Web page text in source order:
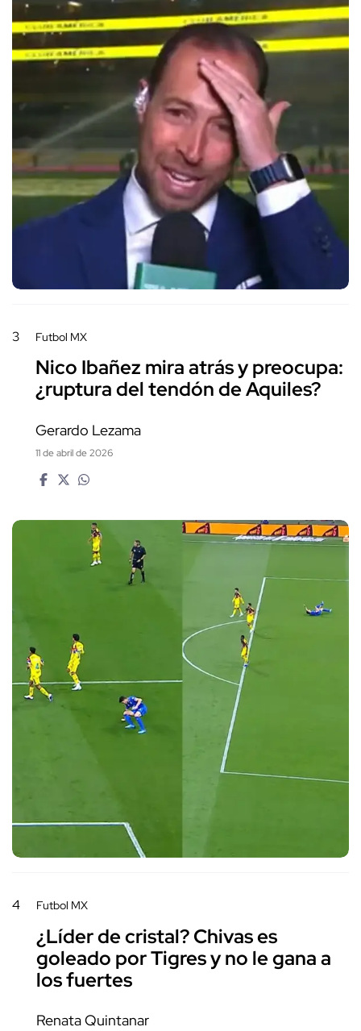
3 Futbol MX
Nico Ibañez mira atrás y preocupa:
¿ruptura del tendón de Aquiles?
Gerardo Lezama
11 de abril de 2026
4 Futbol MX
¿Líder de cristal? Chivas es
goleado por Tigres y no le gana a
los fuertes
Renata Quintanar